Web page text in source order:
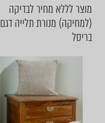
מוצר לללא מחיר לבדיקה
(למחיקה) מנורת תלייה דגם
בריסל